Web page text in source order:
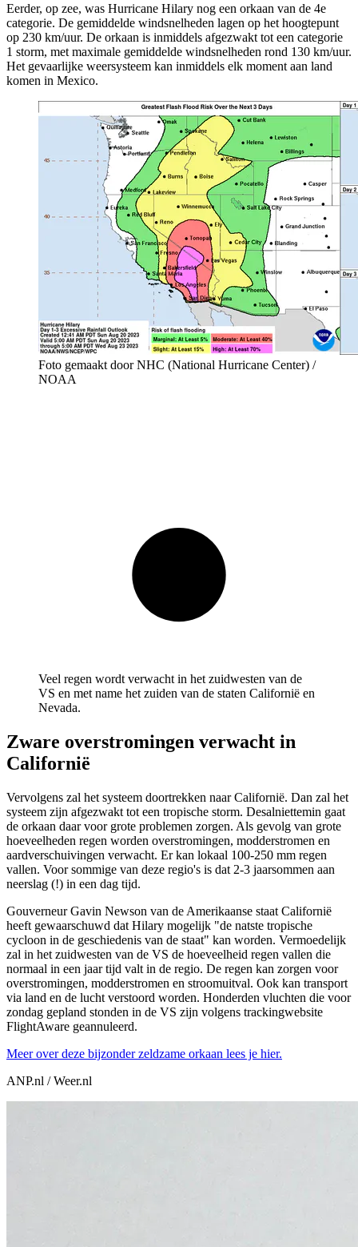
Eerder, op zee, was Hurricane Hilary nog een orkaan van de 4e
categorie. De gemiddelde windsnelheden lagen op het hoogtepunt
op 230 km/uur. De orkaan is inmiddels afgezwakt tot een categorie
1 storm, met maximale gemiddelde windsnelheden rond 130 km/uur.
Het gevaarlijke weersysteem kan inmiddels elk moment aan land
komen in Mexico.
Foto gemaakt door NHC (National Hurricane Center) /
NOAA
Veel regen wordt verwacht in het zuidwesten van de
VS en met name het zuiden van de staten Californië en
Nevada.
Zware overstromingen verwacht in
Californië
Vervolgens zal het systeem doortrekken naar Californië. Dan zal het
systeem zijn afgezwakt tot een tropische storm. Desalniettemin gaat
de orkaan daar voor grote problemen zorgen. Als gevolg van grote
hoeveelheden regen worden overstromingen, modderstromen en
aardverschuivingen verwacht. Er kan lokaal 100-250 mm regen
vallen. Voor sommige van deze regio's is dat 2-3 jaarsommen aan
neerslag (!) in een dag tijd.
Gouverneur Gavin Newson van de Amerikaanse staat Californië
heeft gewaarschuwd dat Hilary mogelijk "de natste tropische
cycloon in de geschiedenis van de staat" kan worden. Vermoedelijk
zal in het zuidwesten van de VS de hoeveelheid regen vallen die
normaal in een jaar tijd valt in de regio. De regen kan zorgen voor
overstromingen, modderstromen en stroomuitval. Ook kan transport
via land en de lucht verstoord worden. Honderden vluchten die voor
zondag gepland stonden in de VS zijn volgens trackingwebsite
FlightAware geannuleerd.
Meer over deze bijzonder zeldzame orkaan lees je hier.
ANP.nl / Weer.nl